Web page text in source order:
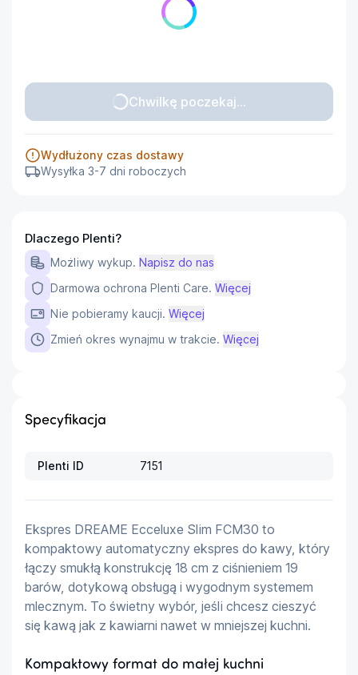
Chwilkę poczekaj...
Wydłużony czas dostawy
Wysyłka 3-7 dni roboczych
Dlaczego Plenti?
Możliwy wykup. Napisz do nas
Darmowa ochrona Plenti Care. Więcej
Nie pobieramy kaucji. Więcej
Zmień okres wynajmu w trakcie. Więcej
Specyfikacja
Plenti ID 7151
Ekspres DREAME Ecceluxe Slim FCM30 to
kompaktowy automatyczny ekspres do kawy, który
łączy smukłą konstrukcję 18 cm z ciśnieniem 19
barów, dotykową obsługą i wygodnym systemem
mlecznym. To świetny wybór, jeśli chcesz cieszyć
się kawą jak z kawiarni nawet w mniejszej kuchni.
Kompaktowy format do małej kuchni